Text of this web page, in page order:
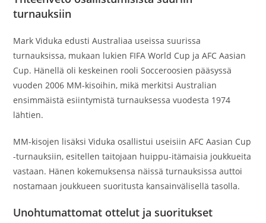
turnauksiin
Mark Viduka edusti Australiaa useissa suurissa
turnauksissa, mukaan lukien FIFA World Cup ja AFC Aasian
Cup. Hänellä oli keskeinen rooli Socceroosien pääsyssä
vuoden 2006 MM-kisoihin, mikä merkitsi Australian
ensimmäistä esiintymistä turnauksessa vuodesta 1974
lähtien.
MM-kisojen lisäksi Viduka osallistui useisiin AFC Aasian Cup
-turnauksiin, esitellen taitojaan huippu-itämaisia joukkueita
vastaan. Hänen kokemuksensa näissä turnauksissa auttoi
nostamaan joukkueen suoritusta kansainvälisellä tasolla.
Unohtumattomat ottelut ja suoritukset